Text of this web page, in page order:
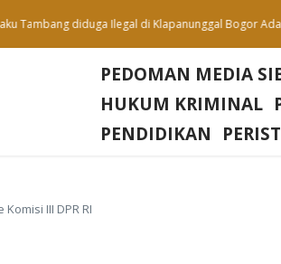
diduga Ilegal di Klapanunggal Bogor Ada apa?
PEDOMAN MEDIA
HUKUM KRIMINAL
PENDIDIKAN
III DPR RI